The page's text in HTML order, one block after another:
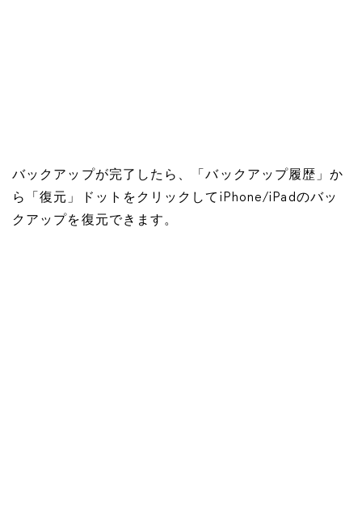
バックアップが完了したら、「バックアップ履歴」か
ら「復元」ドットをクリックしてiPhone/iPadのバッ
クアップを復元できます。